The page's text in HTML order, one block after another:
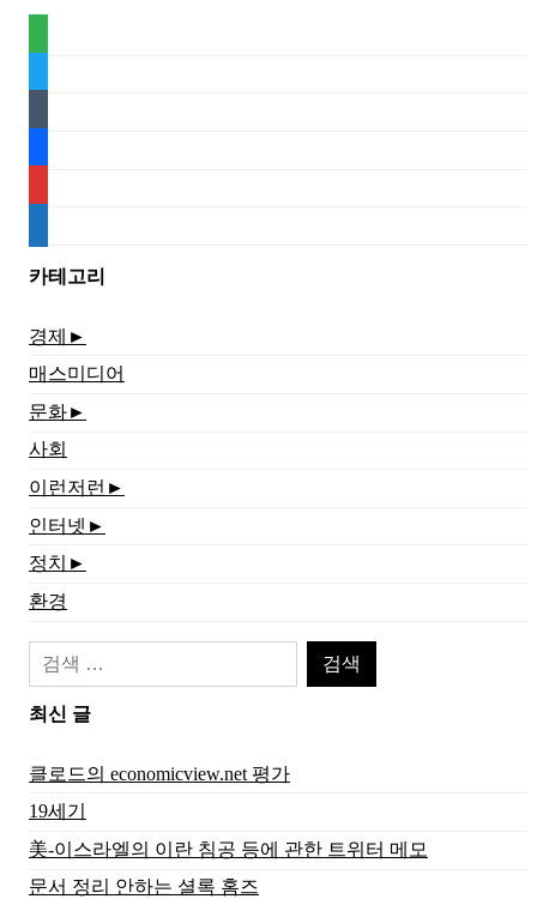
document
카테고리
경제 ►
매스미디어
문화►
사회
이런저런 ►
인터넷 ►
정치 ►
환경
색:
최신 글
클로드의 economicview.net 평가
19세기
美-이스라엘의 이란 침공 등에 관한 트위터 메모
문서 정리 안하는 셜록 홈즈